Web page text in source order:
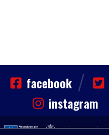
facebook /
instagram